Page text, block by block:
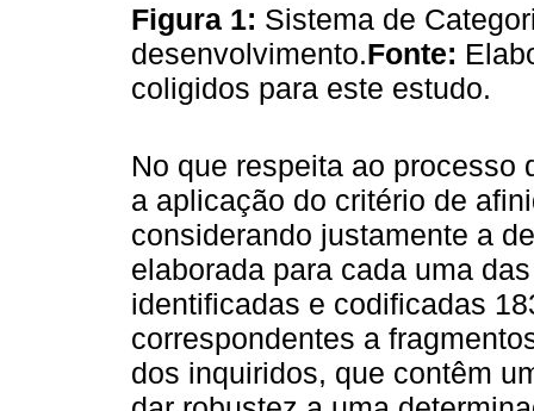
Figura 1: Sistema de
desenvolvimento.Fonte:
coligidos para este estudo.
No que respeita ao processo
a aplicação do critério de
considerando justamente a
elaborada para cada uma
identificadas e codificadas
correspondentes a
dos inquiridos, que contêm